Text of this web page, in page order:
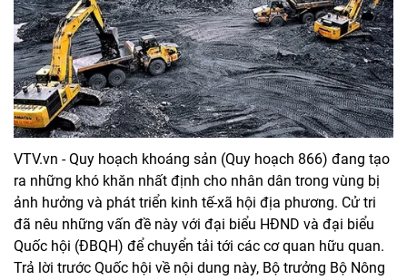
VTV.vn - Quy hoạch khoáng sản (Quy hoạch 866) đang tạo
ra những khó khăn nhất định cho nhân dân trong vùng bị
ảnh hưởng và phát triển kinh tế-xã hội địa phương. Cử tri
đã nêu những vấn đề này với đại biểu HĐND và đại biểu
Quốc hội (ĐBQH) để chuyển tải tới các cơ quan hữu quan.
Trả lời trước Quốc hội về nội dung này, Bộ trưởng Bộ Nông